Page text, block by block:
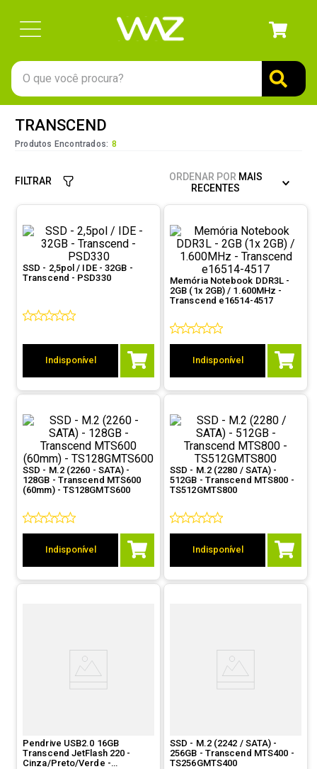
O que você procura?
TRANSCEND
Produtos Encontrados: 8
FILTRAR ORDENAR POR MAIS
RECENTES
SSD - 2,5pol / IDE - 32GB -
Transcend - PSD330
Indisponível
Memória Notebook DDR3L -
2GB (1x 2GB) / 1.600MHz -
Transcend e16514-4517
Indisponível
SSD - M.2 (2260 - SATA) -
128GB - Transcend MTS600
(60mm) - TS128GMTS600
Indisponível
SSD - M.2 (2280 / SATA) -
512GB - Transcend MTS800 -
TS512GMTS800
Indisponível
Pendrive USB2.0 16GB
Transcend JetFlash 220 -
Cinza/Preto/Verde -
SSD - M.2 (2242 / SATA) -
256GB - Transcend MTS400 -
TS256GMTS400
ssd
4º
teclado
5º
openbox
mouse
jonsbo
noctua
10º